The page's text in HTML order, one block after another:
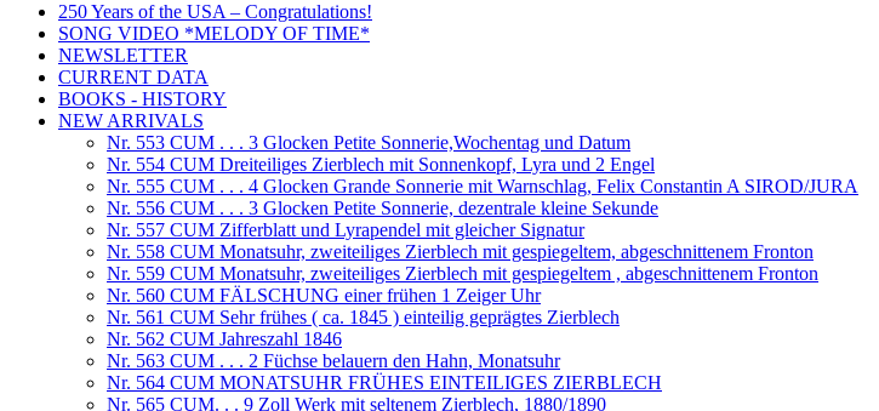
250 Years of the USA – Congratulations!
SONG VIDEO *MELODY OF TIME*
NEWSLETTER
CURRENT DATA
BOOKS - HISTORY
NEW ARRIVALS
Nr. 553 CUM . . . 3 Glocken Petite Sonnerie,Wochentag und Datum
Nr. 554 CUM Dreiteiliges Zierblech mit Sonnenkopf, Lyra und 2 Engel
Nr. 555 CUM . . . 4 Glocken Grande Sonnerie mit Warnschlag, Felix Constantin A SIROD/JURA
Nr. 556 CUM . . . 3 Glocken Petite Sonnerie, dezentrale kleine Sekunde
Nr. 557 CUM Zifferblatt und Lyrapendel mit gleicher Signatur
Nr. 558 CUM Monatsuhr, zweiteiliges Zierblech mit gespiegeltem, abgeschnittenem Fronton
Nr. 559 CUM Monatsuhr, zweiteiliges Zierblech mit gespiegeltem , abgeschnittenem Fronton
Nr. 560 CUM FÄLSCHUNG einer frühen 1 Zeiger Uhr
Nr. 561 CUM Sehr frühes ( ca. 1845 ) einteilig geprägtes Zierblech
Nr. 562 CUM Jahreszahl 1846
Nr. 563 CUM . . . 2 Füchse belauern den Hahn, Monatsuhr
Nr. 564 CUM MONATSUHR FRÜHES EINTEILIGES ZIERBLECH
Nr. 565 CUM. . . 9 Zoll Werk mit seltenem Zierblech, 1880/1890